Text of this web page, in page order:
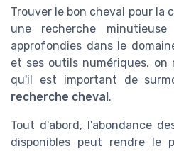
Trouver le bon cheval pour la
une recherche
approfondies dans le
et ses outils numériques, on
qu'il est important de
recherche cheval.
Tout d'abord, l'abondance
disponibles peut rendre le